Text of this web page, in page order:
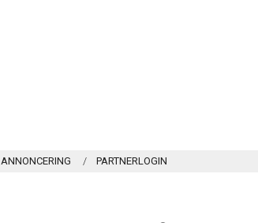
ANNONCERING PARTNERLOGIN